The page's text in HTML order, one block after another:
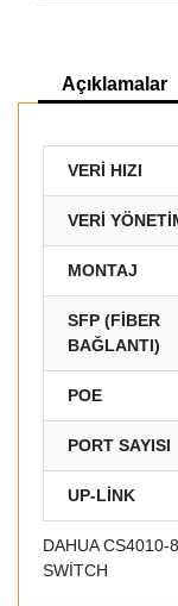
Açıklamalar
VERİ HIZI
VERİ
MONTAJ
SFP (FİBER
BAĞLANTI)
POE
PORT SAYISI
UP-LİNK
DAHUA CS4010-
SWİTCH